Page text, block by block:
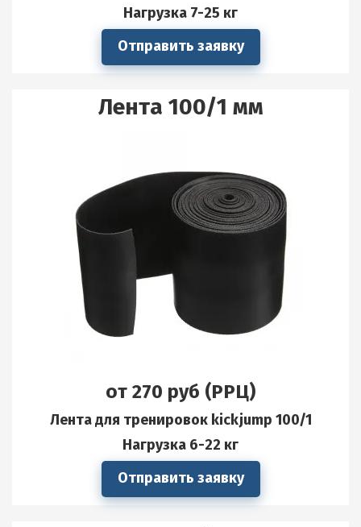
Нагрузка 7-25 кг
Отправить заявку
Лента 100/1 мм
от 270 руб (РРЦ)
Лента для тренировок kickjump 100/1
Нагрузка 6-22 кг
Отправить заявку